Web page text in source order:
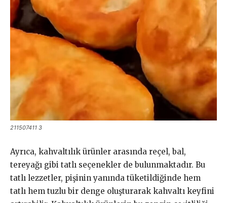
211507411 3
Ayrıca, kahvaltılık ürünler arasında reçel, bal,
tereyağı gibi tatlı seçenekler de bulunmaktadır. Bu
tatlı lezzetler, pişinin yanında tüketildiğinde hem
tatlı hem tuzlu bir denge oluşturarak kahvaltı keyfini